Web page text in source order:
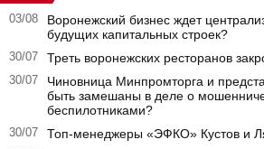
03/08
Воронежский бизнес ждет
будущих капитальных строек?
30/07 Треть воронежских ресторанов
30/07
Чиновница Минпромторга и
быть замешаны в деле о
беспилотниками?
30/07 Топ-менеджеры «ЭФКО» Кустов и